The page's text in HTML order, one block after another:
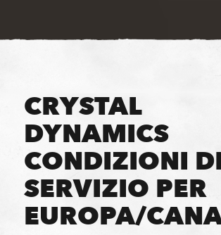
CRYSTAL
DYNAMICS
CONDIZIONI
SERVIZIO PER
EUROPA/